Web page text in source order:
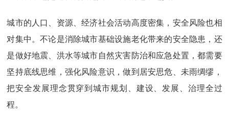
城市的人口、资源、经济社会活动高度密集，安全风险也相
对集中。不论是消除城市基础设施老化带来的安全隐患，还
是做好地震、洪水等城市自然灾害防治和应急处置，都需要
坚持底线思维，强化风险意识，做到居安思危、未雨绸缪，
把安全发展理念贯穿到城市规划、建设、发展、治理全过
程。